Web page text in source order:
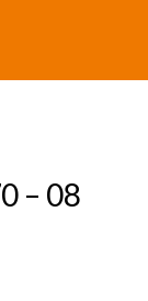
– 08